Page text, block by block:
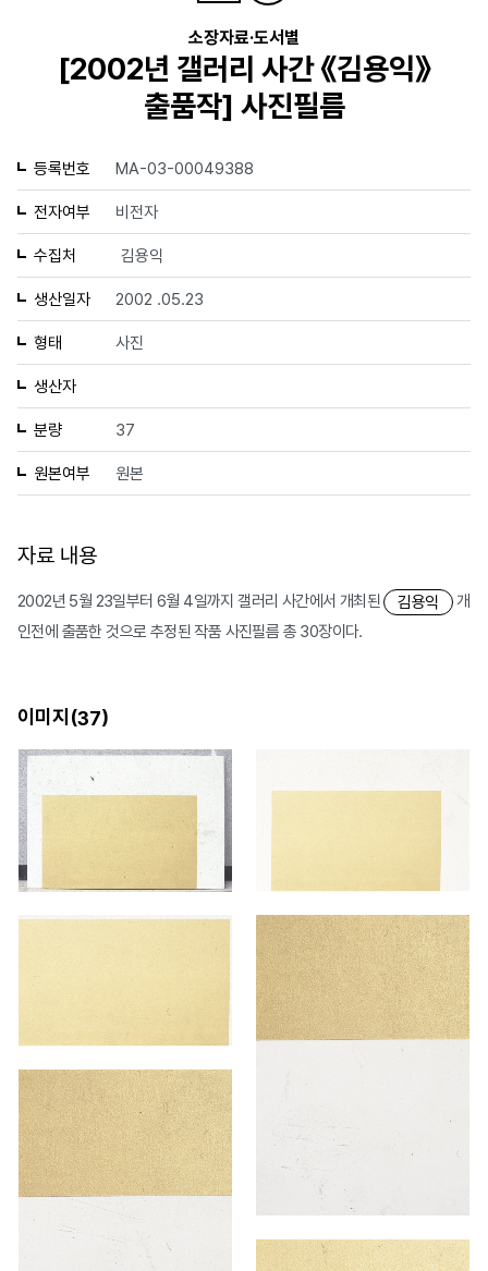
소장자료·도서별
[2002년 갤러리 사간 《김용익》
출품작] 사진필름
등록번호 MA-03-00049388
전자여부 비전자
수집처 김용익
생산일자 2002 .05.23
형태 사진
생산자
분량 37
원본여부 원본
자료 내용
2002년 5월 23일부터 6월 4일까지 갤러리 사간에서 개최된 김용익
개
인전에 출품한 것으로 추정된 작품 사진필름 총 30장이다.
이미지(37)